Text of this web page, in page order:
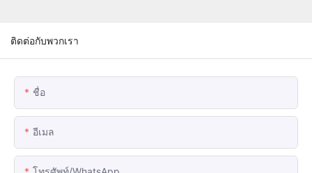
ติดต่อกับพวกเรา
ชื่อ
อีเมล